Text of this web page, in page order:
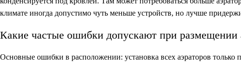
климате иногда допустимо чуть меньше устройств, но лучше
Какие частые ошибки допускают при размещении
Основные ошибки в расположении: установка всех аэраторов